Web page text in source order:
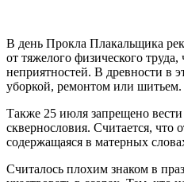
В день Прокла Плакальщика
от тяжелого физического
неприятностей. В древности в
уборкой, ремонтом или шитьем.
Также 25 июля запрещено вести
сквернословия. Считается, что
содержащаяся в матерных
Считалось плохим знаком в